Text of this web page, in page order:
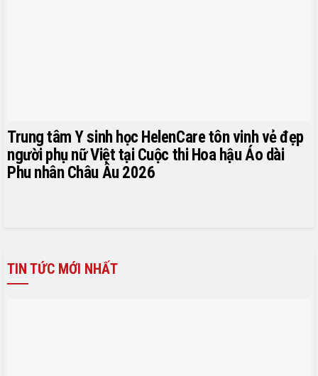
Trung tâm Y sinh học HelenCare tôn vinh vẻ đẹp
người phụ nữ Việt tại Cuộc thi Hoa hậu Áo dài
Phu nhân Châu Âu 2026
TIN TỨC MỚI NHẤT